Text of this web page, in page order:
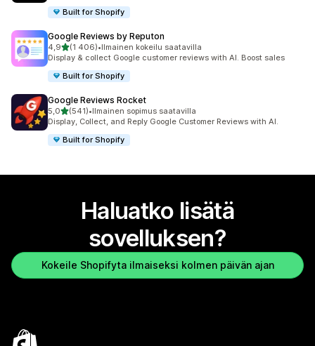
Built for Shopify
Google Reviews by Reputon
4,9/ 5 tähteä
(1 406)
1406 arvostelua yhteensä
•Ilmainen kokeilu saatavilla
Display & collect Google customer reviews with AI. Boost sales
Built for Shopify
Google Reviews Rocket
5,0/ 5 tähteä
(541)
541 arvostelua yhteensä
•Ilmainen sopimus saatavilla
Display, Collect, and Reply Google Customer Reviews with AI.
Built for Shopify
Haluatko lisätä
sovelluksen?
Kokeile Shopifyta ilmaiseksi kolmen päivän ajan